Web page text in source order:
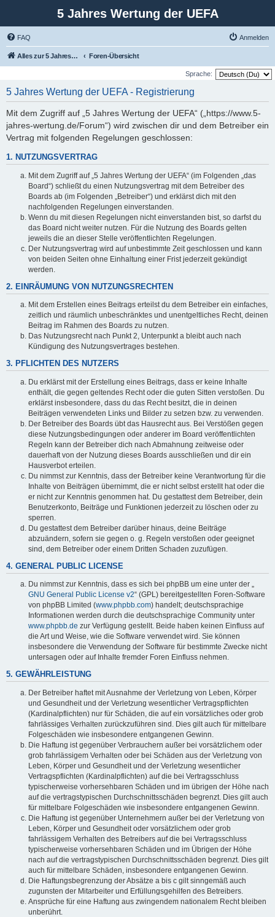
5 Jahres Wertung der UEFA
FAQ Anmelden
Alles zur 5 Jahreswertung / Tabelle der UEFA mit vielen Statistiken. Foren-Übersicht
Sprache:
5 Jahres Wertung der UEFA - Registrierung
Mit dem Zugriff auf „5 Jahres Wertung der UEFA“ („https://www.5-
jahres-wertung.de/Forum“) wird zwischen dir und dem Betreiber ein
Vertrag mit folgenden Regelungen geschlossen:
1. NUTZUNGSVERTRAG
Mit dem Zugriff auf „5 Jahres Wertung der UEFA“ (im Folgenden „das
Board“) schließt du einen Nutzungsvertrag mit dem Betreiber des
Boards ab (im Folgenden „Betreiber“) und erklärst dich mit den
nachfolgenden Regelungen einverstanden.
Wenn du mit diesen Regelungen nicht einverstanden bist, so darfst du
das Board nicht weiter nutzen. Für die Nutzung des Boards gelten
jeweils die an dieser Stelle veröffentlichten Regelungen.
Der Nutzungsvertrag wird auf unbestimmte Zeit geschlossen und kann
von beiden Seiten ohne Einhaltung einer Frist jederzeit gekündigt
werden.
2. EINRÄUMUNG VON NUTZUNGSRECHTEN
Mit dem Erstellen eines Beitrags erteilst du dem Betreiber ein einfaches,
zeitlich und räumlich unbeschränktes und unentgeltliches Recht, deinen
Beitrag im Rahmen des Boards zu nutzen.
Das Nutzungsrecht nach Punkt 2, Unterpunkt a bleibt auch nach
Kündigung des Nutzungsvertrages bestehen.
3. PFLICHTEN DES NUTZERS
Du erklärst mit der Erstellung eines Beitrags, dass er keine Inhalte
enthält, die gegen geltendes Recht oder die guten Sitten verstoßen. Du
erklärst insbesondere, dass du das Recht besitzt, die in deinen
Beiträgen verwendeten Links und Bilder zu setzen bzw. zu verwenden.
Der Betreiber des Boards übt das Hausrecht aus. Bei Verstößen gegen
diese Nutzungsbedingungen oder anderer im Board veröffentlichten
Regeln kann der Betreiber dich nach Abmahnung zeitweise oder
dauerhaft von der Nutzung dieses Boards ausschließen und dir ein
Hausverbot erteilen.
Du nimmst zur Kenntnis, dass der Betreiber keine Verantwortung für die
Inhalte von Beiträgen übernimmt, die er nicht selbst erstellt hat oder die
er nicht zur Kenntnis genommen hat. Du gestattest dem Betreiber, dein
Benutzerkonto, Beiträge und Funktionen jederzeit zu löschen oder zu
sperren.
Du gestattest dem Betreiber darüber hinaus, deine Beiträge
abzuändern, sofern sie gegen o. g. Regeln verstoßen oder geeignet
sind, dem Betreiber oder einem Dritten Schaden zuzufügen.
4. GENERAL PUBLIC LICENSE
Du nimmst zur Kenntnis, dass es sich bei phpBB um eine unter der „
GNU General Public License v2“ (GPL) bereitgestellten Foren-Software
von phpBB Limited (www.phpbb.com) handelt; deutschsprachige
Informationen werden durch die deutschsprachige Community unter
www.phpbb.de zur Verfügung gestellt. Beide haben keinen Einfluss auf
die Art und Weise, wie die Software verwendet wird. Sie können
insbesondere die Verwendung der Software für bestimmte Zwecke nicht
untersagen oder auf Inhalte fremder Foren Einfluss nehmen.
5. GEWÄHRLEISTUNG
Der Betreiber haftet mit Ausnahme der Verletzung von Leben, Körper
und Gesundheit und der Verletzung wesentlicher Vertragspflichten
(Kardinalpflichten) nur für Schäden, die auf ein vorsätzliches oder grob
fahrlässiges Verhalten zurückzuführen sind. Dies gilt auch für mittelbare
Folgeschäden wie insbesondere entgangenen Gewinn.
Die Haftung ist gegenüber Verbrauchern außer bei vorsätzlichem oder
grob fahrlässigem Verhalten oder bei Schäden aus der Verletzung von
Leben, Körper und Gesundheit und der Verletzung wesentlicher
Vertragspflichten (Kardinalpflichten) auf die bei Vertragsschluss
typischerweise vorhersehbaren Schäden und im übrigen der Höhe nach
auf die vertragstypischen Durchschnittsschäden begrenzt. Dies gilt auch
für mittelbare Folgeschäden wie insbesondere entgangenen Gewinn.
Die Haftung ist gegenüber Unternehmern außer bei der Verletzung von
Leben, Körper und Gesundheit oder vorsätzlichem oder grob
fahrlässigem Verhalten des Betreibers auf die bei Vertragsschluss
typischerweise vorhersehbaren Schäden und im Übrigen der Höhe
nach auf die vertragstypischen Durchschnittsschäden begrenzt. Dies gilt
auch für mittelbare Schäden, insbesondere entgangenen Gewinn.
Die Haftungsbegrenzung der Absätze a bis c gilt sinngemäß auch
zugunsten der Mitarbeiter und Erfüllungsgehilfen des Betreibers.
Ansprüche für eine Haftung aus zwingendem nationalem Recht bleiben
unberührt.